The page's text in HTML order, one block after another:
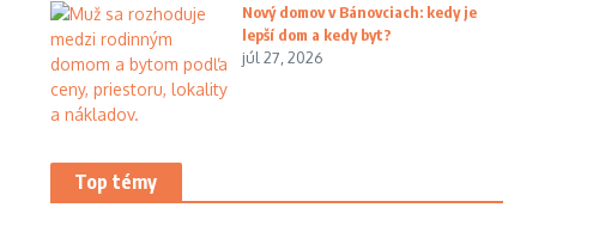
Nový domov v Bánovciach: kedy je
lepší dom a kedy byt?
júl 27, 2026
Top témy